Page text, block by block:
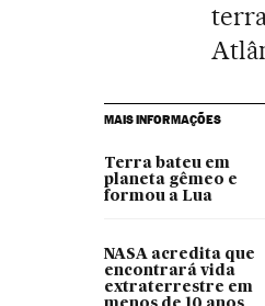
MAIS INFORMAÇÕES
Terra bateu em
planeta gêmeo e
formou a Lua
NASA acredita que
encontrará vida
extraterrestre em